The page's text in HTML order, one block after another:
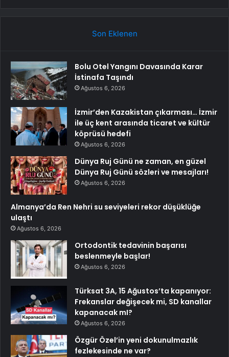
Son Eklenen
Bolu Otel Yangını Davasında Karar
İstinafa Taşındı
Ağustos 6, 2026
İzmir’den Kazakistan çıkarması… İzmir
ile üç kent arasında ticaret ve kültür
köprüsü hedefi
Ağustos 6, 2026
Dünya Ruj Günü ne zaman, en güzel
Dünya Ruj Günü sözleri ve mesajları!
Ağustos 6, 2026
Almanya’da Ren Nehri su seviyeleri rekor düşüklüğe
ulaştı
Ağustos 6, 2026
Ortodontik tedavinin başarısı
beslenmeyle başlar!
Ağustos 6, 2026
Türksat 3A, 15 Ağustos’ta kapanıyor:
Frekanslar değişecek mi, SD kanallar
kapanacak mI?
Ağustos 6, 2026
Özgür Özel’in yeni dokunulmazlık
fezlekesinde ne var?